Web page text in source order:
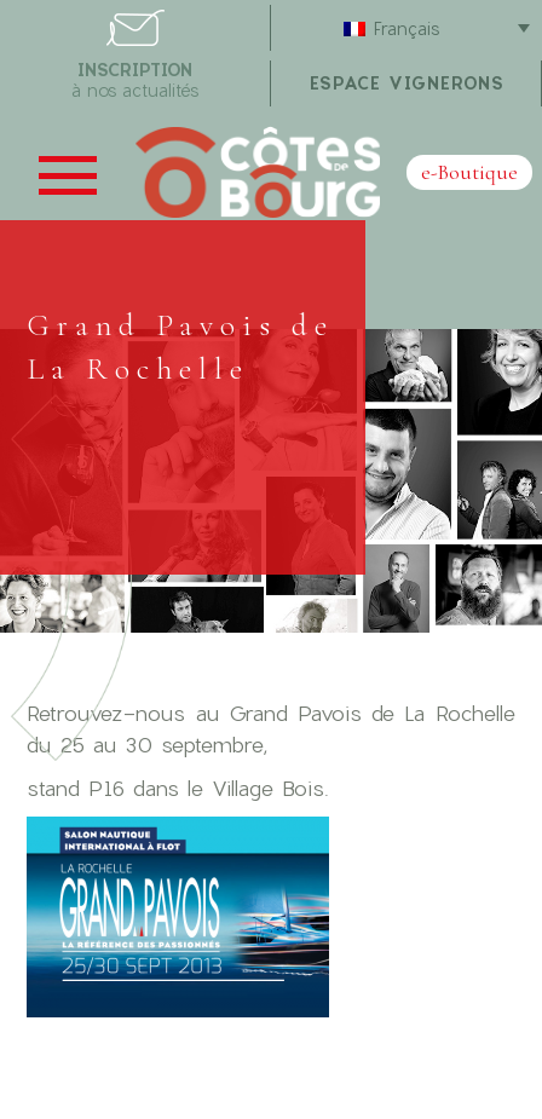
Français
ESPACE VIGNERONS
INSCRIPTION
à nos actualités
e-Boutique
Grand Pavois de
La Rochelle
Retrouvez-nous au Grand Pavois de La Rochelle
du 25 au 30 septembre,
stand P16 dans le Village Bois.